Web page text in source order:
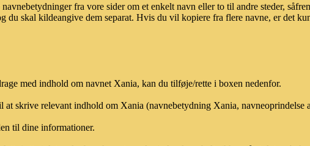
fra vore sider om et enkelt navn eller to til andre steder,
du skal kildeangive dem separat. Hvis du vil kopiere fra flere navne, er det
med indhold om navnet Xania, kan du tilføje/rette i boxen nedenfor.
at skrive relevant indhold om Xania (navnebetydning Xania, navneoprindelse
til dine informationer.